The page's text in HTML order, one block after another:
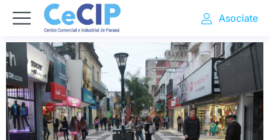
Asociate